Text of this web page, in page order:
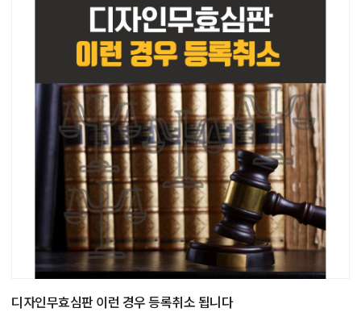
디자인무효심판 이런 경우 등록취소 됩니다